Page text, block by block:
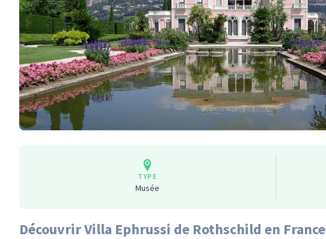
TYPE
Musée
Découvrir Villa Ephrussi de Rothschild en France